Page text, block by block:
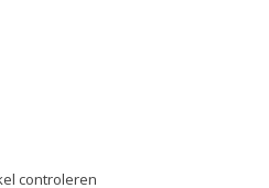
is
controleren